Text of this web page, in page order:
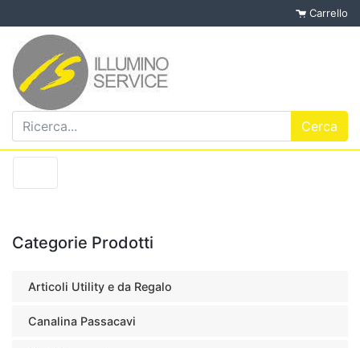
Carrello
Categorie Prodotti
Articoli Utility e da Regalo
Canalina Passacavi